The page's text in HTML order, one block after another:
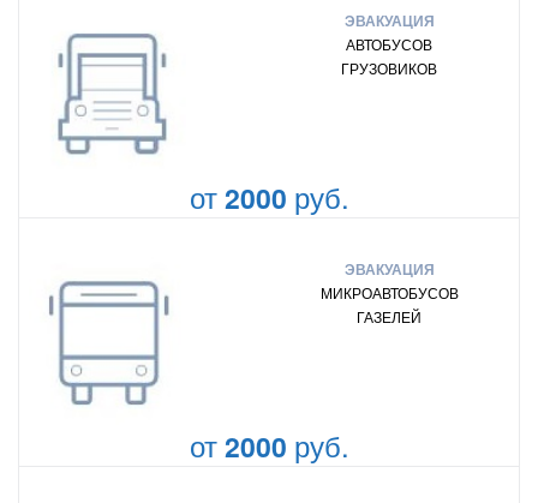
ЭВАКУАЦИЯ
АВТОБУСОВ
ГРУЗОВИКОВ
от2000 руб.
ЭВАКУАЦИЯ
МИКРОАВТОБУСОВ
ГАЗЕЛЕЙ
от2000 руб.